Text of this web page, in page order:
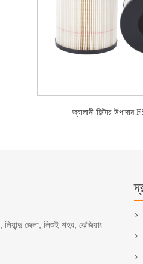
জ্বালানী ফিল্টার উপাদান
লিয়ান্দু জেলা, লিশুই শহর, ঝেজিয়াং